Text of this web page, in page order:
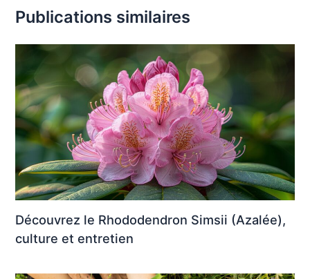
Publications similaires
Découvrez le Rhododendron Simsii (Azalée),
culture et entretien